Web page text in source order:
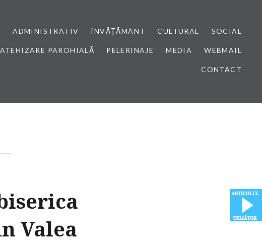
ADMINISTRATIV ÎNVĂȚĂMÂNT CULTURAL SOCIAL
PAROHIALĂ PELERINAJE MEDIA WEBMAIL
CONTACT
Valea